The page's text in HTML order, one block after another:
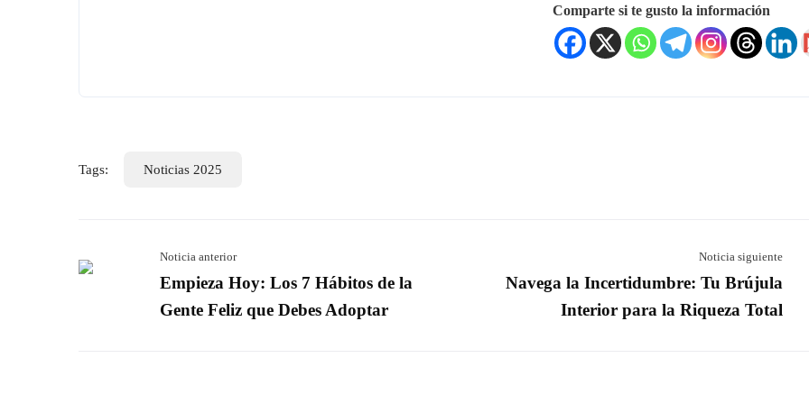
Comparte si te gusto la información
Tags: Noticias 2025
Noticia anterior
Empieza Hoy: Los 7 Hábitos de la
Gente Feliz que Debes Adoptar
Noticia siguiente
Navega la Incertidumbre: Tu Brújula
Interior para la Riqueza Total